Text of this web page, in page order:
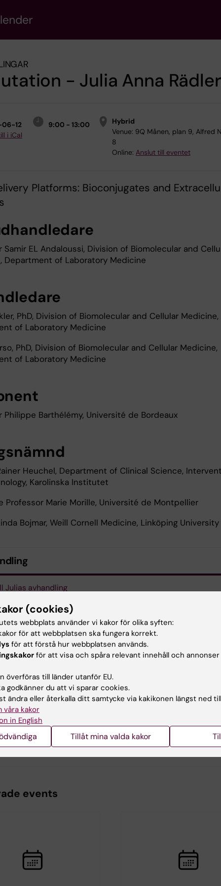
- Julia Anna Rädler
12
9:00 - 13:00
i iCal
Hybrid
Venue: 9Q Månen, plan 9, Alfred
8
Online: Anslut till eventet
Platforms: Bioconjugates and
Samir EL Andaloussi, Division of Biomolecular and
Department of Laboratory Medicine
PhD, Division of Biomolecular and Cellular Medicine,
of Laboratory Medicine
PhD, Division of Biomolecular and Cellular Medicine,
of Laboratory Medicine
Philippe Barthélémy, Université de Bordeaux
Heuchel, Department of Clinical Science,
Karolinska Institutet
Professor Marie Morille, Université de Montpellier
Bojmar, Weill Cornell Medicine, Linköping University
Julias avhandling
Futura
Anna Rädler
Sundqvist
2026-05-21
events
(cookies)
webbplats använder vi kakor för olika syften:
för att webbplatsen ska fungera korrekt.
för att förstå hur webbplatsen används.
för att visa och spåra relevant innehåll och
överföras till länder utanför EU.
godkänner du att vi sparar cookies.
ändra eller återkalla ditt samtycke via kakikonen längst ned
våra kakor
in English
Tillåt mina valda kakor